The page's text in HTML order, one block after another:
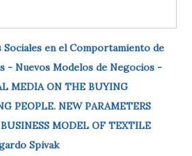
Sociales en el Comportamiento de
- Nuevos Modelos de Negocios -
MEDIA ON THE BUYING
PEOPLE. NEW PARAMETERS
MODEL OF TEXTILE
Spivak